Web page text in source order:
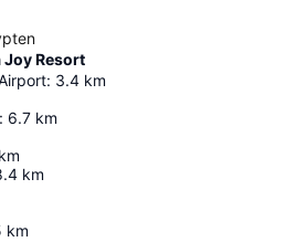
Resort
: 3.4 km
: 6.7 km
km
km
km